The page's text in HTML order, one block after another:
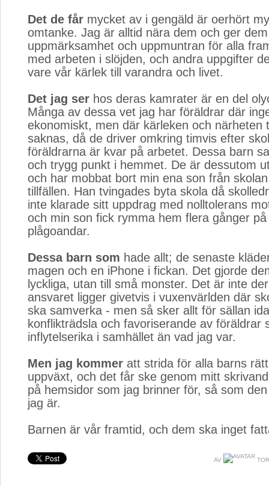
Det de får mycket av i gengäld är oerhört
omtanke. Jag är alltid nära dem och ger
uppmärksamhet och uppmuntran för alla
med arbeten i slöjden, och andra uppgifter
vare vår kärlek till varandra och livet.
Det jag ser hos deras kamrater är en del
Många av dessa vet jag har föräldrar där
ekonomiskt, men där kärleken och närheten
saknas, då de driver omkring timvis efter
föräldrarna är kvar på arbetet. Dessa barn
och trygg punkt i hemmet. De är dessutom
och har mobbat bort min ena son från
tillfällen. Han tvingades byta skola då
inte klarade sitt uppdrag med nolltolerans
och min son fick rymma hem flera gånger
plågoandar.
Dessa barn som hade allt; de senaste
magen och en iPhone i fickan. Det gjorde
lyckliga, utan till små monster. Det är inte
ansvaret ligger givetvis i vuxenvärlden där
ska samverka - men så sker allt för sällan
konflikträdsla och favoriserande av föräldrar
inflytelserika i samhället än vad jag var.
Men jag kommer att strida för alla barns
uppväxt, och det får ske genom mitt
på hemsidor som jag brinner för, så som
jag är.
Barnen är vår framtid, och dem ska inget
AV